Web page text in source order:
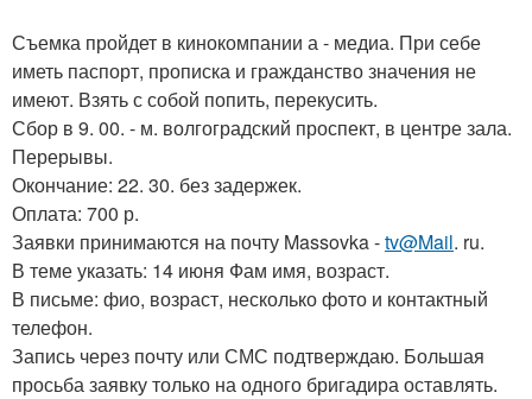
Съемка пройдет в кинокомпании а - медиа. При себе
иметь паспорт, прописка и гражданство значения не
имеют. Взять с собой попить, перекусить.
Сбор в 9. 00. - м. волгоградский проспект, в центре зала.
Перерывы.
Окончание: 22. 30. без задержек.
Оплата: 700 р.
Заявки принимаются на почту Massovka -tv@Mail. ru.
В теме указать: 14 июня Фам имя, возраст.
В письме: фио, возраст, несколько фото и контактный
телефон.
Запись через почту или СМС подтверждаю. Большая
просьба заявку только на одного бригадира оставлять.